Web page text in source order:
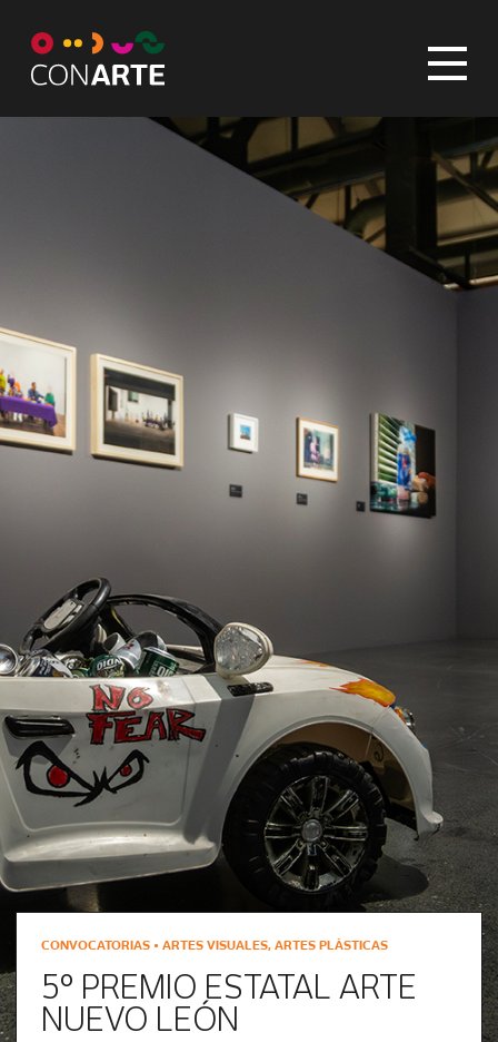
CONVOCATORIAS • ARTES VISUALES, ARTES PLÁSTICAS
5° PREMIO ESTATAL ARTE
NUEVO LEÓN